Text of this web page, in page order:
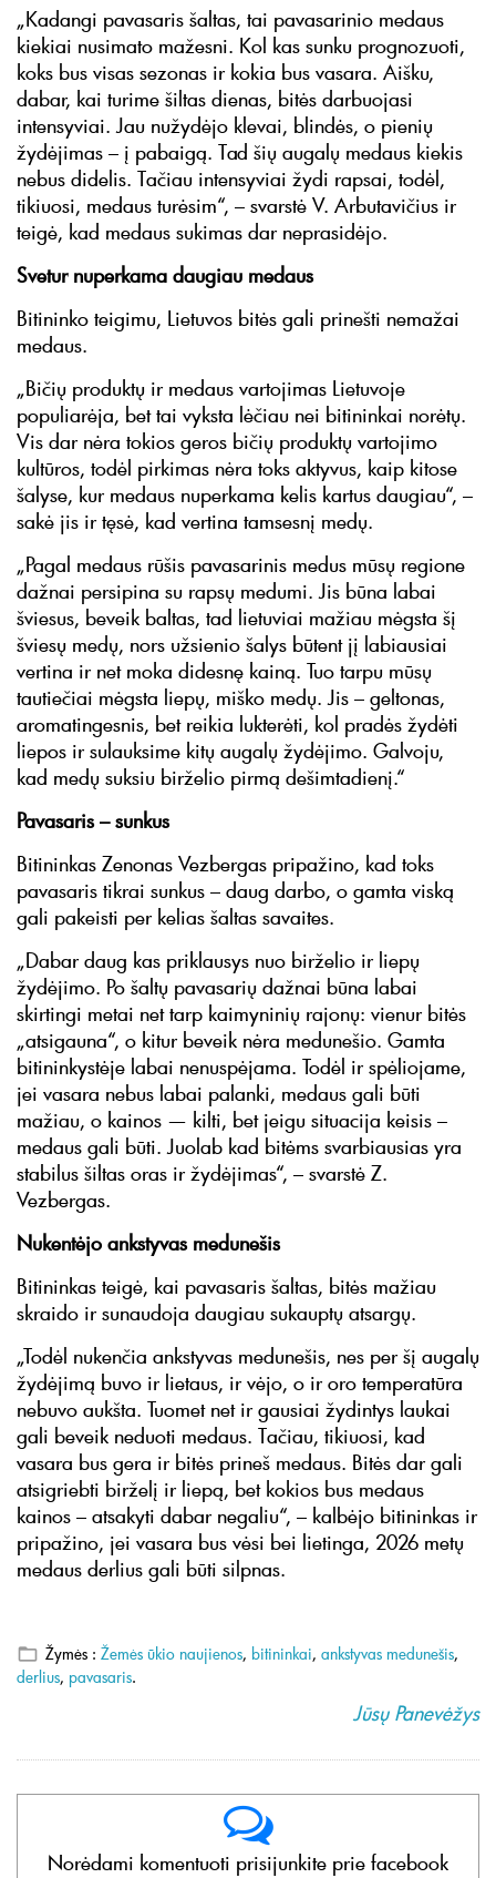
„Kadangi pavasaris šaltas, tai pavasarinio medaus
kiekiai nusimato mažesni. Kol kas sunku prognozuoti,
koks bus visas sezonas ir kokia bus vasara. Aišku,
dabar, kai turime šiltas dienas, bitės darbuojasi
intensyviai. Jau nužydėjo klevai, blindės, o pienių
žydėjimas – į pabaigą. Tad šių augalų medaus kiekis
nebus didelis. Tačiau intensyviai žydi rapsai, todėl,
tikiuosi, medaus turėsim“, – svarstė V. Arbutavičius ir
teigė, kad medaus sukimas dar neprasidėjo.
Svetur nuperkama daugiau medaus
Bitininko teigimu, Lietuvos bitės gali prinešti nemažai
medaus.
„Bičių produktų ir medaus vartojimas Lietuvoje
populiarėja, bet tai vyksta lėčiau nei bitininkai norėtų.
Vis dar nėra tokios geros bičių produktų vartojimo
kultūros, todėl pirkimas nėra toks aktyvus, kaip kitose
šalyse, kur medaus nuperkama kelis kartus daugiau“, –
sakė jis ir tęsė, kad vertina tamsesnį medų.
„Pagal medaus rūšis pavasarinis medus mūsų regione
dažnai persipina su rapsų medumi. Jis būna labai
šviesus, beveik baltas, tad lietuviai mažiau mėgsta šį
šviesų medų, nors užsienio šalys būtent jį labiausiai
vertina ir net moka didesnę kainą. Tuo tarpu mūsų
tautiečiai mėgsta liepų, miško medų. Jis – geltonas,
aromatingesnis, bet reikia lukterėti, kol pradės žydėti
liepos ir sulauksime kitų augalų žydėjimo. Galvoju,
kad medų suksiu birželio pirmą dešimtadienį.“
Pavasaris – sunkus
Bitininkas Zenonas Vezbergas pripažino, kad toks
pavasaris tikrai sunkus – daug darbo, o gamta viską
gali pakeisti per kelias šaltas savaites.
„Dabar daug kas priklausys nuo birželio ir liepų
žydėjimo. Po šaltų pavasarių dažnai būna labai
skirtingi metai net tarp kaimyninių rajonų: vienur bitės
„atsigauna“, o kitur beveik nėra medunešio. Gamta
bitininkystėje labai nenuspėjama. Todėl ir spėliojame,
jei vasara nebus labai palanki, medaus gali būti
mažiau, o kainos — kilti, bet jeigu situacija keisis –
medaus gali būti. Juolab kad bitėms svarbiausias yra
stabilus šiltas oras ir žydėjimas“, – svarstė Z.
Vezbergas.
Nukentėjo ankstyvas medunešis
Bitininkas teigė, kai pavasaris šaltas, bitės mažiau
skraido ir sunaudoja daugiau sukauptų atsargų.
„Todėl nukenčia ankstyvas medunešis, nes per šį augalų
žydėjimą buvo ir lietaus, ir vėjo, o ir oro temperatūra
nebuvo aukšta. Tuomet net ir gausiai žydintys laukai
gali beveik neduoti medaus. Tačiau, tikiuosi, kad
vasara bus gera ir bitės prineš medaus. Bitės dar gali
atsigriebti birželį ir liepą, bet kokios bus medaus
kainos – atsakyti dabar negaliu“, – kalbėjo bitininkas ir
pripažino, jei vasara bus vėsi bei lietinga, 2026 metų
medaus derlius gali būti silpnas.
Žymės : Žemės ūkio naujienos, bitininkai, ankstyvas medunešis,
derlius, pavasaris.
Jūsų Panevėžys
Norėdami komentuoti prisijunkite prie facebook